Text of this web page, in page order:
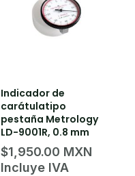
Indicador de
carátulatipo
pestaña Metrology
LD-9001R, 0.8 mm
$1,950.00